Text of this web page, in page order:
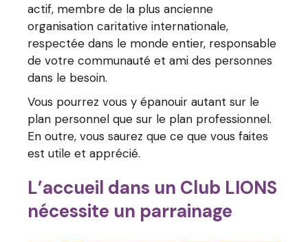
actif, membre de la plus ancienne
organisation caritative internationale,
respectée dans le monde entier, responsable
de votre communauté et ami des personnes
dans le besoin.
Vous pourrez vous y épanouir autant sur le
plan personnel que sur le plan professionnel.
En outre, vous saurez que ce que vous faites
est utile et apprécié.
L’accueil dans un Club LIONS
nécessite un parrainage